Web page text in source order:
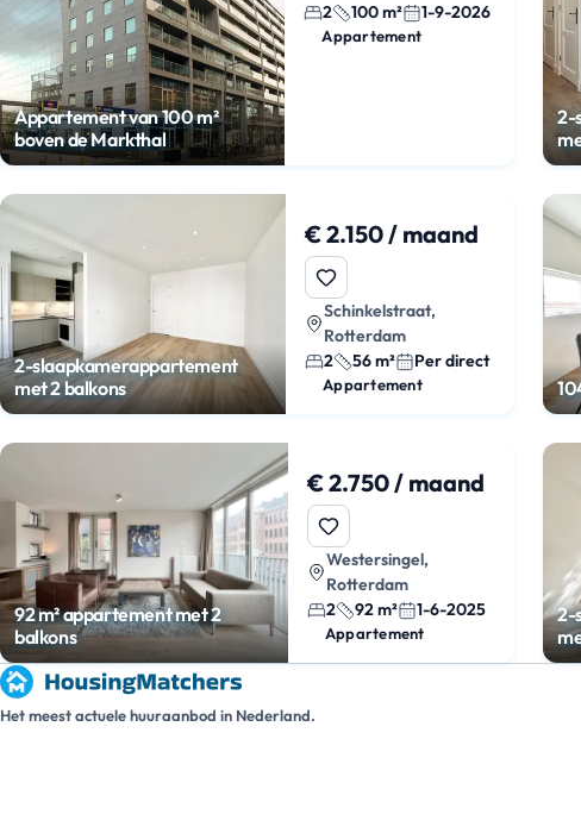
Appartement van 100 m²
boven de Markthal
2
100 m² 1-9-2026
Appartement
2-
2-slaapkamerappartement
met 2 balkons
€ 2.150 / maand
Schinkelstraat,
Rotterdam
2
56 m² Per direct
Appartement
92 m² appartement met 2
balkons
€ 2.750 / maand
Westersingel,
Rotterdam
2
92 m² 1-6-2025
Appartement
2-
Het meest actuele huuraanbod in Nederland.